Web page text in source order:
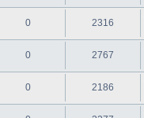
0 2316
0 2767
0 2186